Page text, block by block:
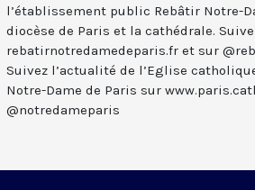
l’établissement public Rebâtir Notre-
diocèse de Paris et la cathédrale.
rebatirnotredamedeparis.fr et sur
Suivez l’actualité de l’Eglise
Notre-Dame de Paris sur
@notredameparis